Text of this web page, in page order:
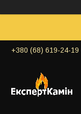
+380 (68) 619-24-19